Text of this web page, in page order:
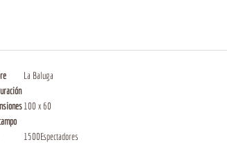
La Baluga
100 x 60
1500Espectadores